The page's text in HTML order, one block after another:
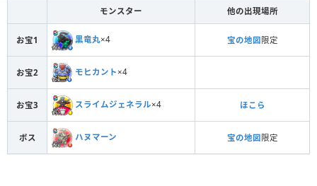
モンスター 他の出現場所
お宝1 黒竜丸×4 宝の地図限定
お宝2 モヒカント ×4
お宝3 スライムジェネラル×4 ほこら
ボス ハヌマーン 宝の地図限定